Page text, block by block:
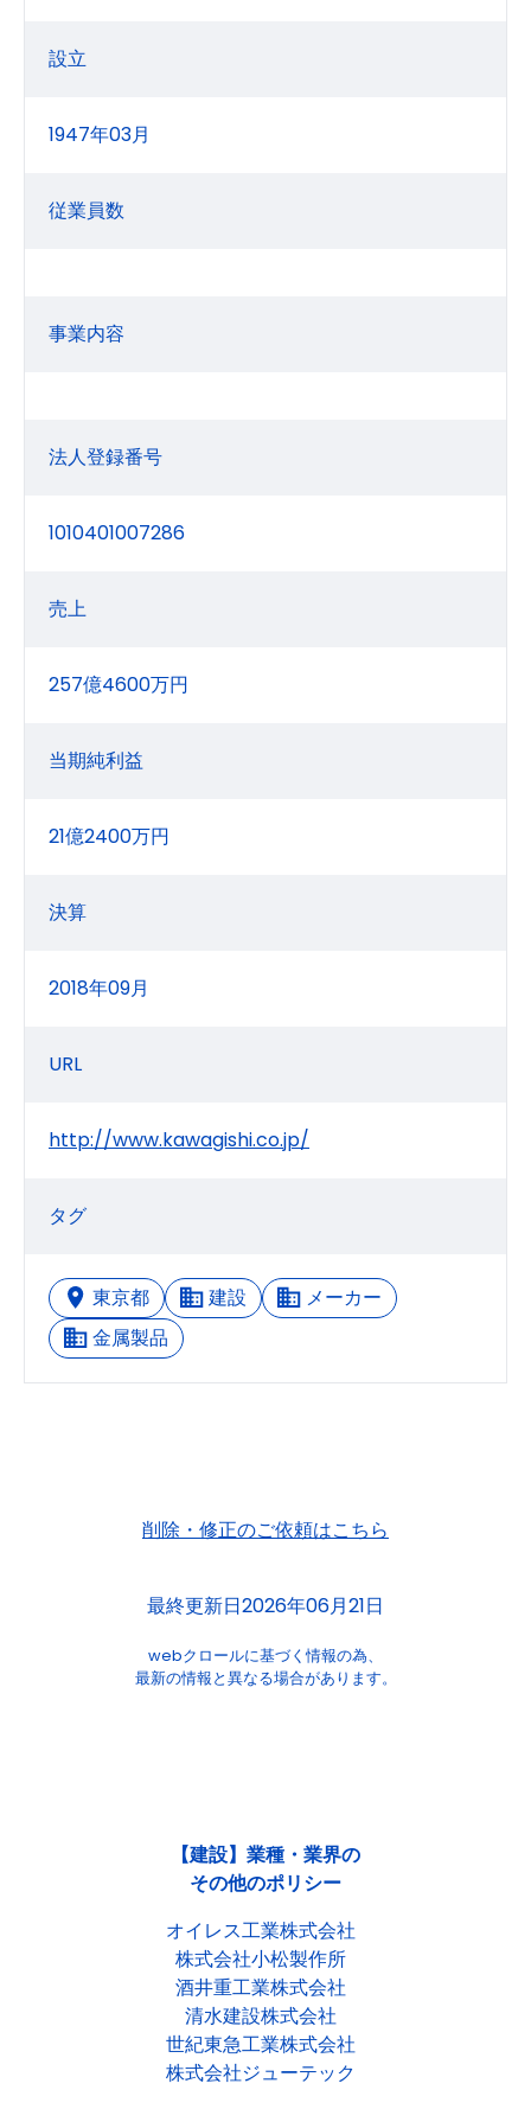
設立
1947年03月
従業員数
事業内容
法人登録番号
1010401007286
売上
257億4600万円
当期純利益
21億2400万円
決算
2018年09月
URL
http://www.kawagishi.co.jp/
タグ
東京都 建設
メーカー
金属製品
削除・修正のご依頼はこちら
最終更新日2026年06月21日
webクロールに基づく情報の為、
最新の情報と異なる場合があります。
【建設】業種・業界の
その他のポリシー
オイレス工業株式会社
株式会社小松製作所
酒井重工業株式会社
清水建設株式会社
世紀東急工業株式会社
株式会社ジューテック